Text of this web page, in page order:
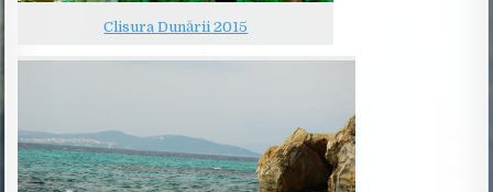
Clisura Dunării 2015